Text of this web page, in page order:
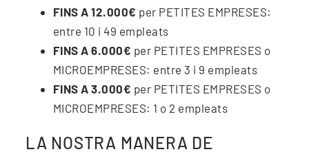
FINS A 12.000€ per PETITES EMPRESES:
entre 10 i 49 empleats
FINS A 6.000€ per PETITES EMPRESES o
MICROEMPRESES: entre 3 i 9 empleats
FINS A 3.000€ per PETITES EMPRESES o
MICROEMPRESES: 1 o 2 empleats
LA NOSTRA MANERA DE